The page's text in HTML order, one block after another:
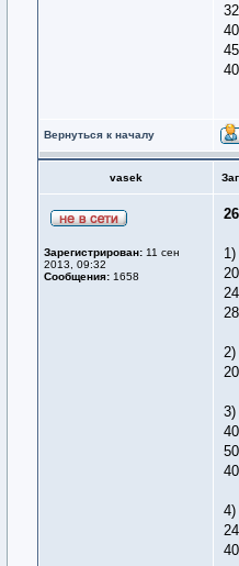
Вернуться к началу
vasek
Зарегистрирован: 11 сен
2013, 09:32
Сообщения: 1658
3)
4)